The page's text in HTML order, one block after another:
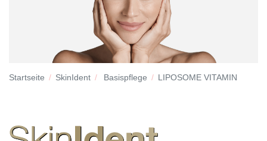
Startseite SkinIdent Basispflege LIPOSOME VITAMIN